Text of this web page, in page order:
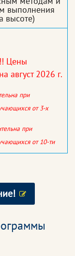
выполнения
высоте)
Цены
август 2026 г.
при
от 3-х
при
от 10-ти